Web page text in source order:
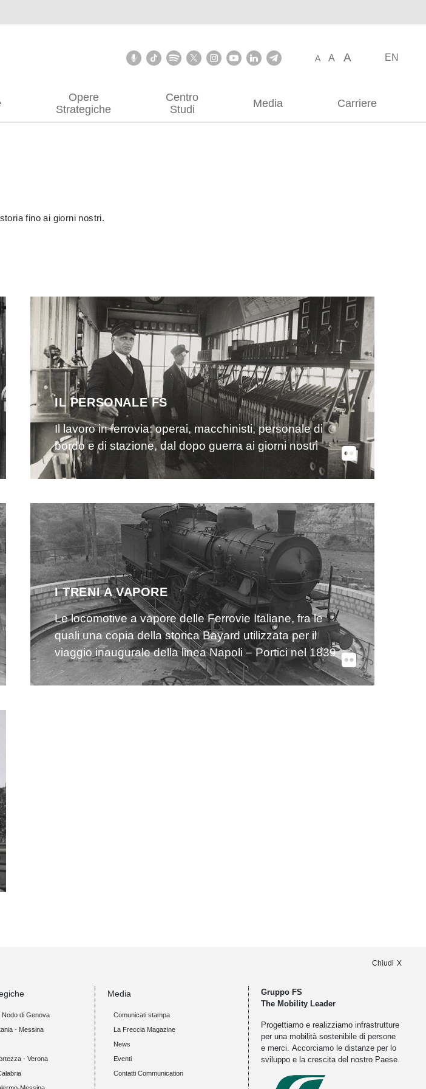
A A A EN
Opere
Strategiche
Centro
Studi
Media Carriere
fino ai giorni nostri.
IL PERSONALE FS
Il lavoro in ferrovia: operai, macchinisti, personale di
bordo e di stazione, dal dopo guerra ai giorni nostri
I TRENI A VAPORE
Le locomotive a vapore delle Ferrovie Italiane, fra le
quali una copia della storica Bayard utilizzata per il
viaggio inaugurale della linea Napoli – Portici nel 1839
Chiudi
Nodo di Genova
- Messina
- Verona
Media
Comunicati stampa
La Freccia Magazine
News
Eventi
Contatti Communication
Gruppo FS
The Mobility Leader
Progettiamo e realizziamo infrastrutture
per una mobilità sostenibile di persone
e merci. Accorciamo le distanze per lo
sviluppo e la crescita del nostro Paese.